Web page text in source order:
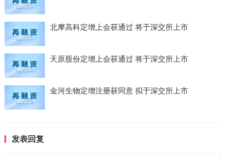
北摩高科定增上会获通过 将于深交所上市
天原股份定增上会获通过 将于深交所上市
金河生物定增注册获同意 拟于深交所上市
发表回复